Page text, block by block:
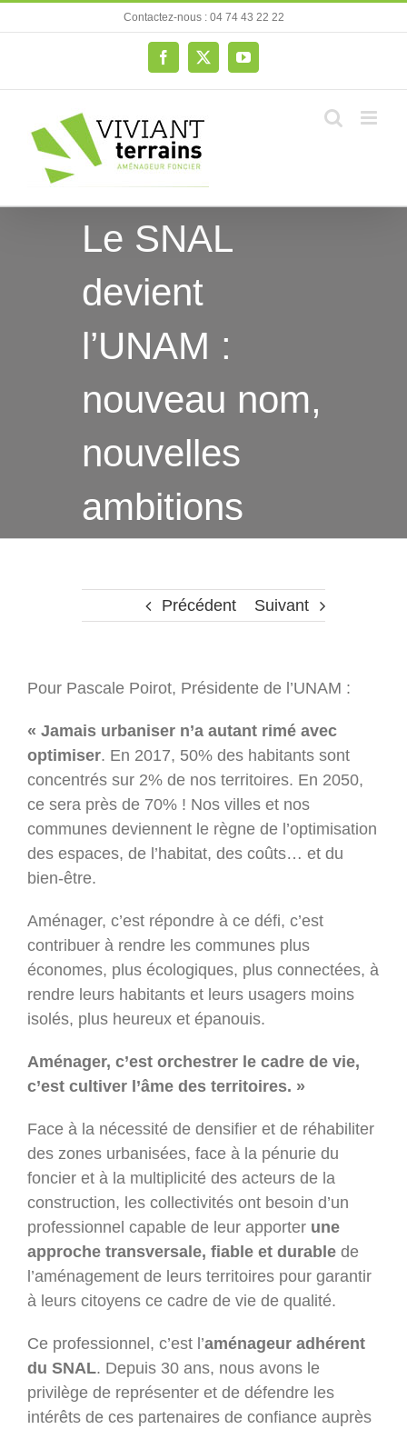
au
Contactez-nous : 04 74 43 22 22
Facebook
X YouTube
Le SNAL
devient
l’UNAM :
nouveau nom,
nouvelles
ambitions
Précédent Suivant
Pour Pascale Poirot, Présidente de l’UNAM :
« Jamais urbaniser n’a autant rimé avec
optimiser. En 2017, 50% des habitants sont
concentrés sur 2% de nos territoires. En 2050,
ce sera près de 70% ! Nos villes et nos
communes deviennent le règne de l’optimisation
des espaces, de l’habitat, des coûts… et du
bien-être.
Aménager, c’est répondre à ce défi, c’est
contribuer à rendre les communes plus
économes, plus écologiques, plus connectées, à
rendre leurs habitants et leurs usagers moins
isolés, plus heureux et épanouis.
Aménager, c’est orchestrer le cadre de vie,
c’est cultiver l’âme des territoires. »
Face à la nécessité de densifier et de réhabiliter
des zones urbanisées, face à la pénurie du
foncier et à la multiplicité des acteurs de la
construction, les collectivités ont besoin d’un
professionnel capable de leur apporter une
approche transversale, fiable et durable de
l’aménagement de leurs territoires pour garantir
à leurs citoyens ce cadre de vie de qualité.
Ce professionnel, c’est l’aménageur adhérent
du SNAL. Depuis 30 ans, nous avons le
privilège de représenter et de défendre les
intérêts de ces partenaires de confiance auprès